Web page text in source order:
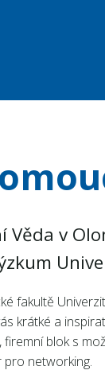
Věda v
fakultě
krátké a
blok s
networking.